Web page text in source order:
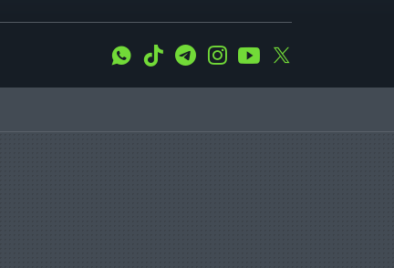
WhatsApp
Tiktok TelegramInstagramYoutube